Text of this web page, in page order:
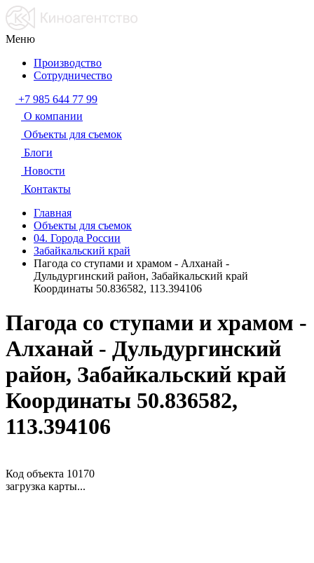
Меню
Производство
Сотрудничество
+7 985 644 77 99
О компании
Объекты для съемок
Блоги
Новости
Контакты
Главная
Объекты для съемок
04. Города России
Забайкальский край
Пагода со ступами и храмом - Алханай -
Дульдургинский район, Забайкальский край
Координаты 50.836582, 113.394106
Пагода со ступами и храмом -
Алханай - Дульдургинский
район, Забайкальский край
Координаты 50.836582,
113.394106
Код объекта 10170
загрузка карты...